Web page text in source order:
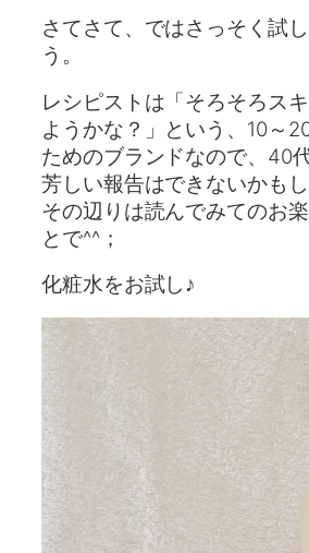
さてさて、ではさっそく試
う。
レシピストは「そろそろス
ようかな？」という、10～
ためのブランドなので、40
芳しい報告はできないかもし
その辺りは読んでみてのお
とで^^；
化粧水をお試し♪